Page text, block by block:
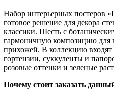
Набор интерьерных постеров
готовое решение для декора
классики. Шесть с
гармоничную композицию для
прихожей. В коллекцию
гортензии, суккуленты и
розовые оттенки и зеленые
Почему стоит заказать